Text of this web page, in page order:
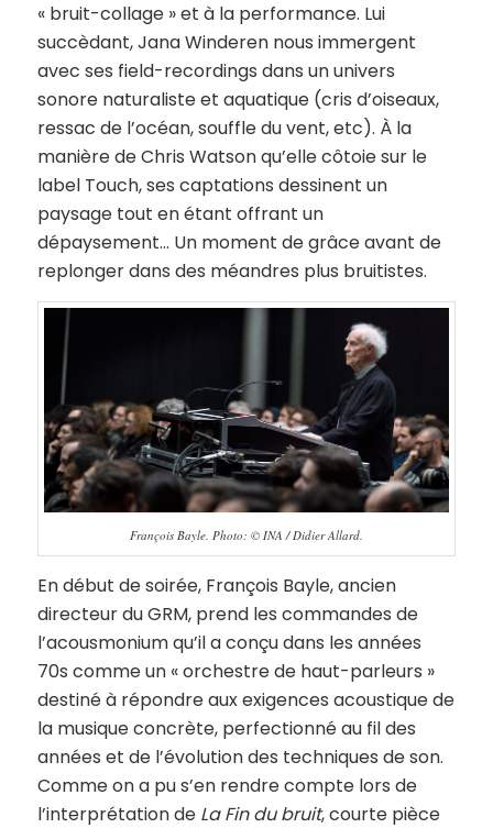
« bruit-collage » et à la performance. Lui
succèdant, Jana Winderen nous immergent
avec ses field-recordings dans un univers
sonore naturaliste et aquatique (cris d’oiseaux,
ressac de l’océan, souffle du vent, etc). À la
manière de Chris Watson qu’elle côtoie sur le
label Touch, ses captations dessinent un
paysage tout en étant offrant un
dépaysement… Un moment de grâce avant de
replonger dans des méandres plus bruitistes.
François Bayle. Photo: © INA / Didier Allard.
En début de soirée, François Bayle, ancien
directeur du GRM, prend les commandes de
l’acousmonium qu’il a conçu dans les années
70s comme un « orchestre de haut-parleurs »
destiné à répondre aux exigences acoustique de
la musique concrète, perfectionné au fil des
années et de l’évolution des techniques de son.
Comme on a pu s’en rendre compte lors de
l’interprétation de La Fin du bruit, courte pièce